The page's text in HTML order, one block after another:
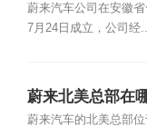
蔚来汽车公司在安徽
7月24日成立，公司经
蔚来北美总部在
蔚来汽车的北美总部